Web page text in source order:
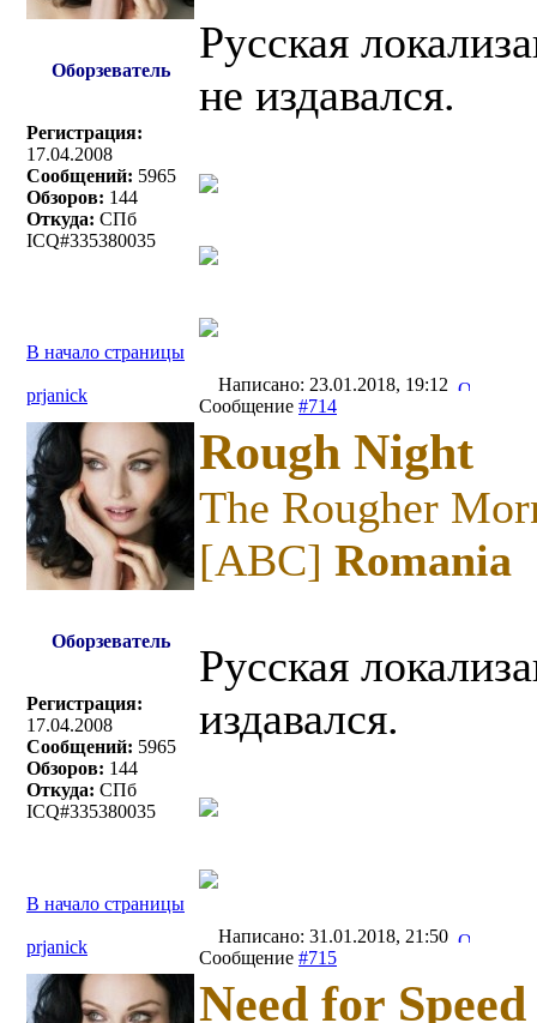
Оборзеватель
Регистрация:
17.04.2008
Сообщений: 5965
Обзоров: 144
Откуда: СПб
ICQ#335380035
Русская
не издавался.
В начало страницы
prjanick
Написано: 23.01.2018, 19:12
Сообщение #714
Оборзеватель
Регистрация:
17.04.2008
Сообщений: 5965
Обзоров: 144
Откуда: СПб
ICQ#335380035
Rough Night
The Rougher
[ABC] Romania
Русская
издавался.
В начало страницы
prjanick
Написано: 31.01.2018, 21:50
Сообщение #715
Need for Speed